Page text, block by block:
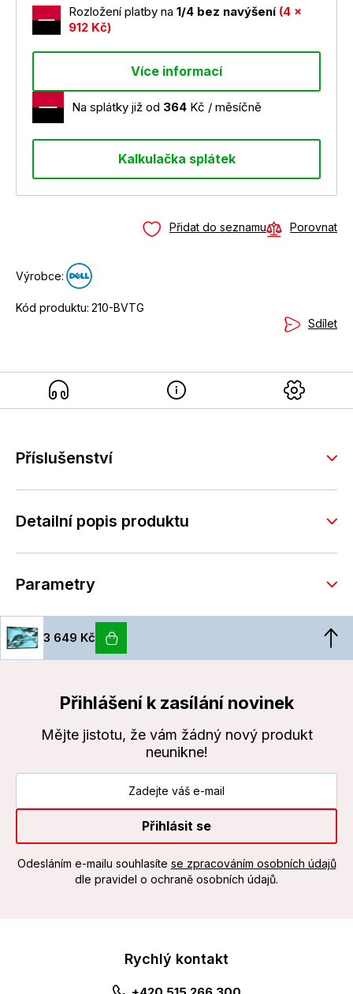
Rozložení platby na 1/4 bez navýšení (4 x
912 Kč)
Více informací
Na splátky již od 364 Kč / měsíčně
Kalkulačka splátek
Přidat do seznamu Porovnat
Výrobce:
Kód produktu: 210-BVTG
Sdílet
Příslušenství
Detailní popis produktu
Parametry
3 649 Kč
Přihlášení k zasílání novinek
Mějte jistotu, že vám žádný nový produkt
neunikne!
Přihlásit se
Odesláním e-mailu souhlasíte se zpracováním osobních údajů
dle pravidel o ochraně osobních údajů.
Rychlý kontakt